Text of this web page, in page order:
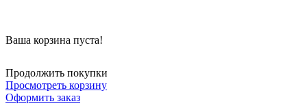
Ваша корзина пуста!
Продолжить покупки
Просмотреть корзину
Оформить заказ